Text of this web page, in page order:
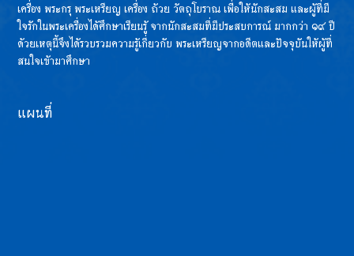
เครื่อง พระกรุ พระเหรียญ เครื่อง ถ้วย วัตถุโบราณ เพื่อให้นักสะสม และผู้ที่มี
ใจรักในพระเครื่องได้ศึกษาเรียนรู้ จากนักสะสมที่มีประสบการณ์ มากกว่า ๑๙ ปี
ด้วยเหตุนี้จึงได้รวบรวมความรู้เกี่ยวกับ พระเหรียญจากอดีตและปัจจุบันให้ผู้ที่
สนใจเข้ามาศึกษา
แผนที่